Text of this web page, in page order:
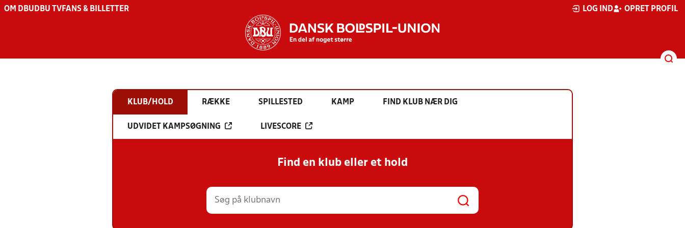
OM DBU DBU TV FANS & BILLETTER LOG IND OPRET PROFIL
KLUB/HOLD RÆKKE SPILLESTED KAMP FIND KLUB NÆR DIG
UDVIDET KAMPSØGNING LIVESCORE
Find en klub eller et hold